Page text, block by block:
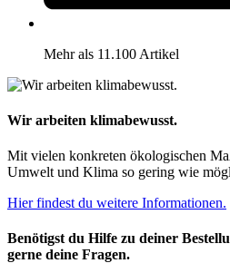
Mehr als 11.100 Artikel
Wir arbeiten klimabewusst.
Mit vielen konkreten ökologischen
Umwelt und Klima so gering wie
Hier findest du weitere Informationen.
Benötigst du Hilfe zu deiner
gerne deine Fragen.